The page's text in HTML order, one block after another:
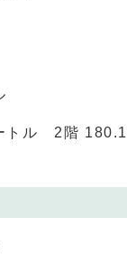
トル 2階